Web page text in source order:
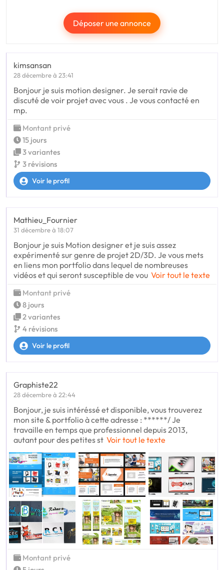
Déposer une annonce
kimsansan
28 décembre à 23:41
Bonjour je suis motion designer. Je serait ravie de
discuté de voir projet avec vous . Je vous contacté en
mp.
Montant privé
15 jours
3 variantes
3 révisions
Voir le profil
Mathieu_Fournier
31 décembre à 18:07
Bonjour je suis Motion designer et je suis assez
expérimenté sur genre de projet 2D/3D. Je vous mets
en liens mon portfolio dans lequel de nombreuses
vidéos et qui seront susceptible de vou Voir tout le texte
Montant privé
8 jours
2 variantes
4 révisions
Voir le profil
Graphiste22
28 décembre à 22:44
Bonjour, je suis intéréssé et disponible, vous trouverez
mon site & portfolio à cette adresse : ******/ Je
travaille en temps que professionnel depuis 2013,
autant pour des petites st Voir tout le texte
Montant privé